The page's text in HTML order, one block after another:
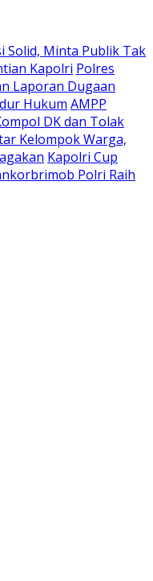
Solid, Minta Publik Tak
Kapolri Polres
Laporan Dugaan
Hukum AMPP
DK dan Tolak
Kelompok Warga,
Kapolri Cup
Polri Raih